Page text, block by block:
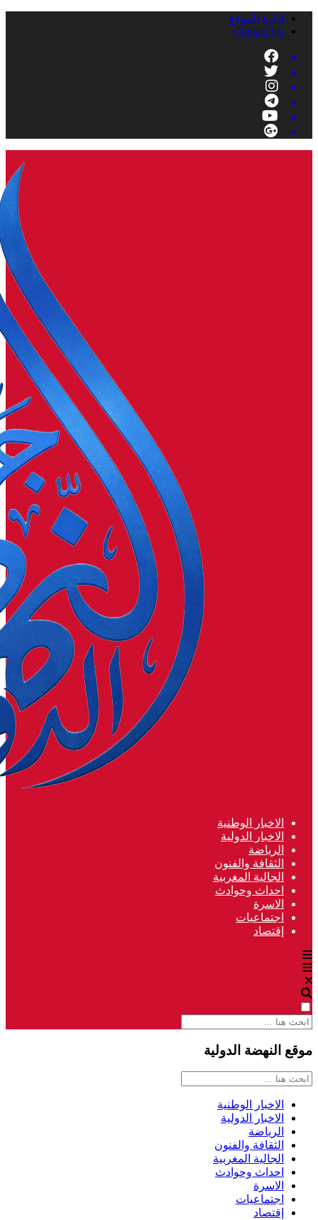
إدارة الموقع
Contact Us
الاخبار الوطنية
الاخبار الدولية
الرياضة
الثقافة والفنون
الجالية المغربية
احداث وحوادث
الاسرة
اجتماعيات
إقتصاد
موقع النهضة الدولية
الاخبار الوطنية
الاخبار الدولية
الرياضة
الثقافة والفنون
الجالية المغربية
احداث وحوادث
الاسرة
اجتماعيات
إقتصاد